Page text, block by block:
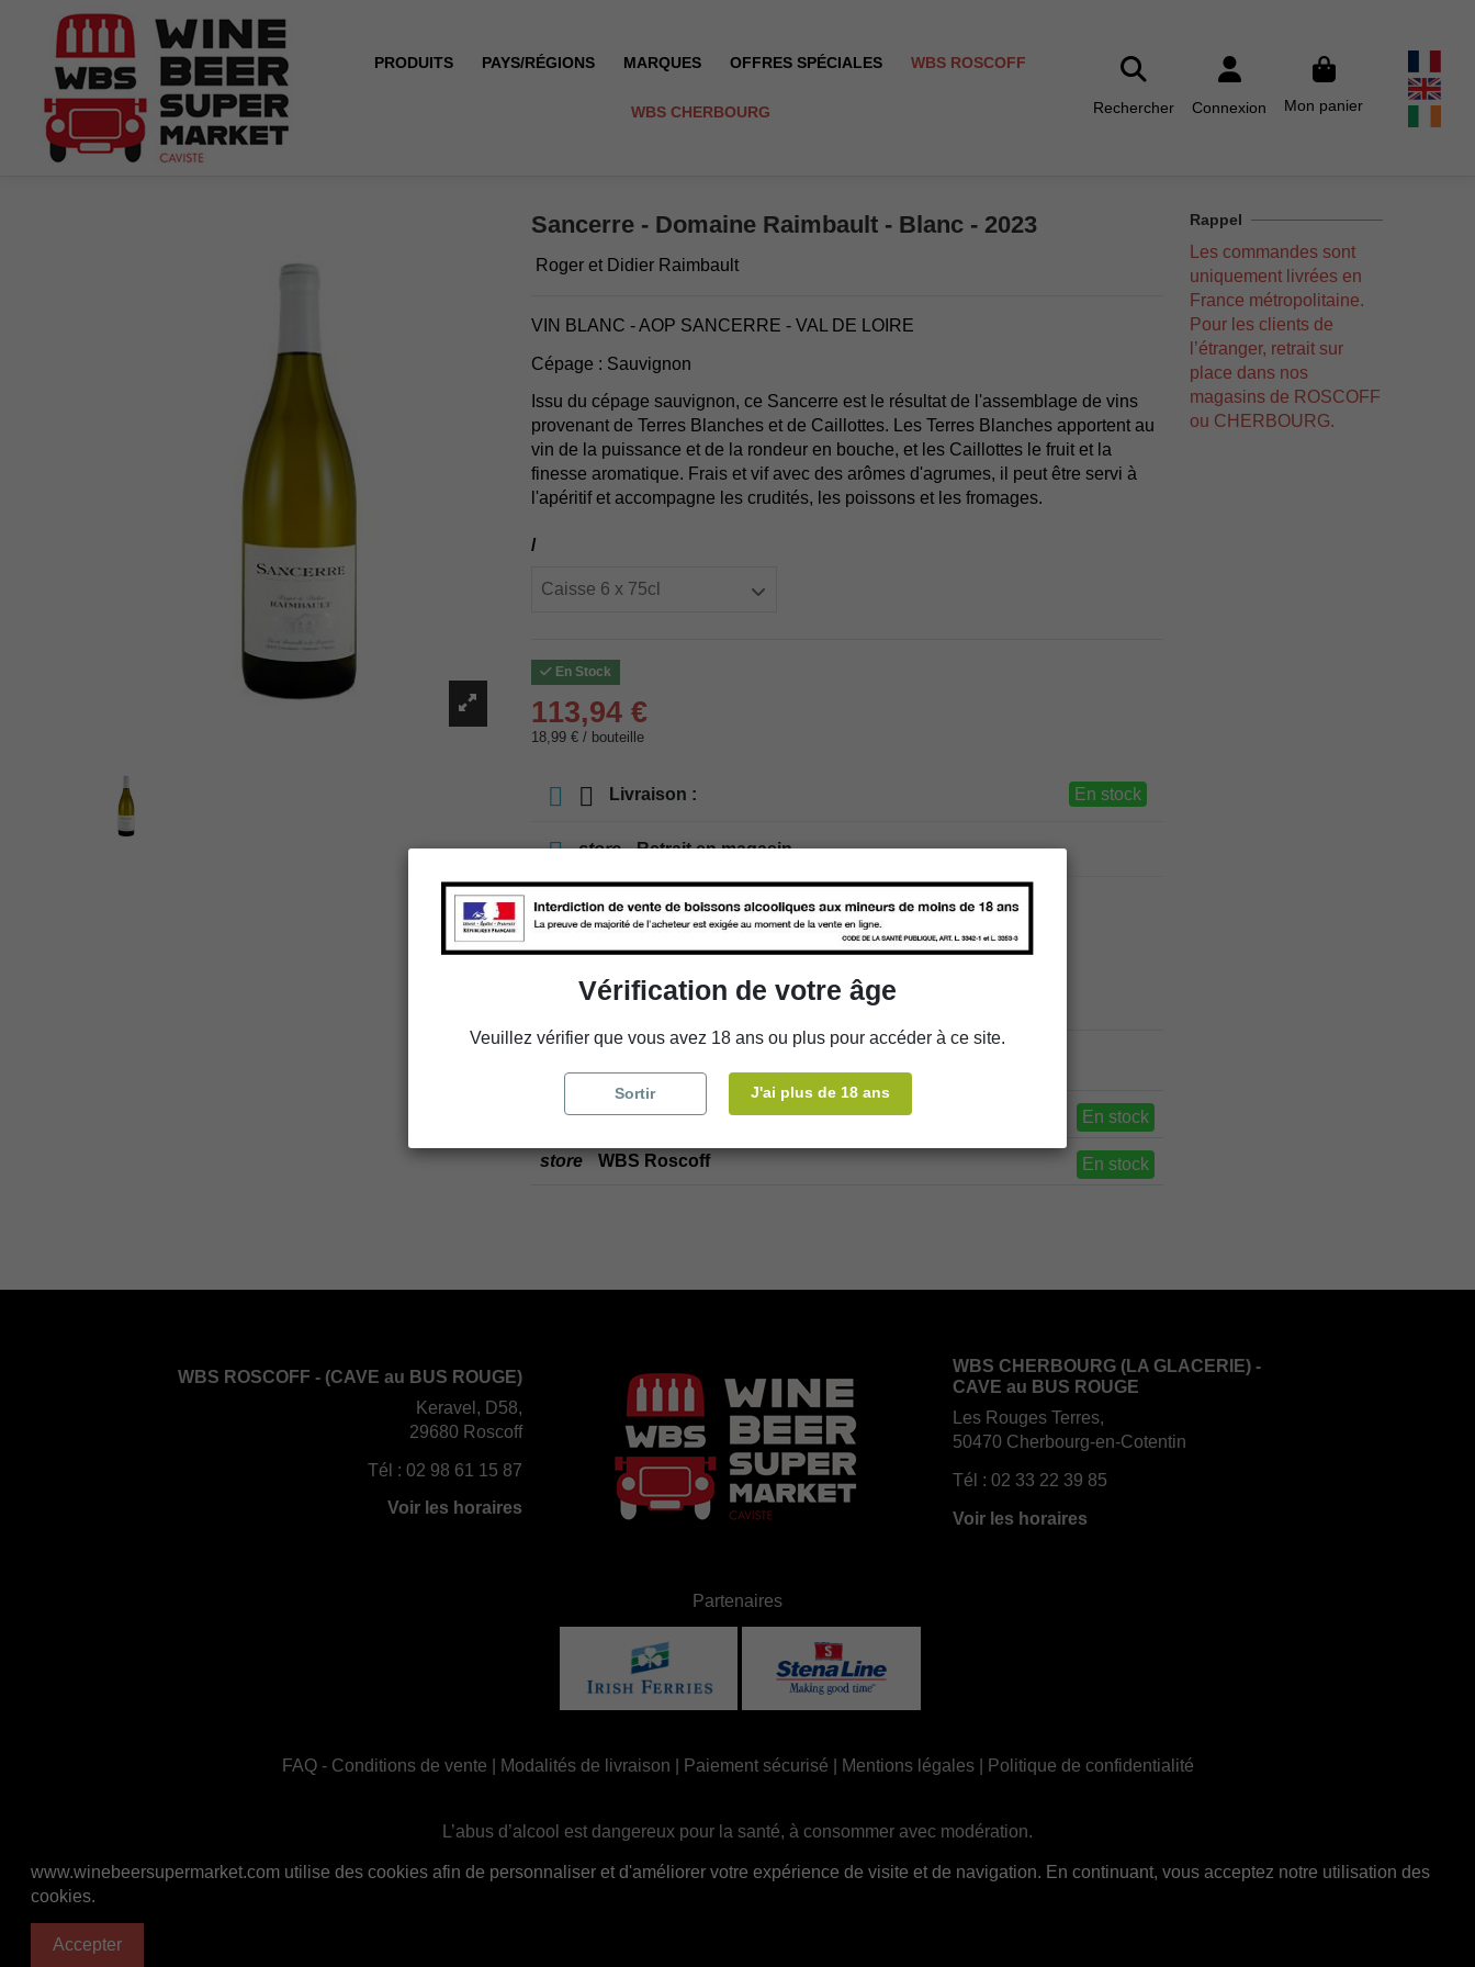
PRODUITS PAYS/RÉGIONS MARQUES OFFRES SPÉCIALES WBS ROSCOFF
WBS CHERBOURG Rechercher Connexion Mon panier
Sancerre - Domaine Raimbault - Blanc - 2023
Roger et Didier Raimbault
VIN BLANC - AOP SANCERRE - VAL DE LOIRE
Cépage : Sauvignon
Issu du cépage sauvignon, ce Sancerre est le résultat de l'assemblage de vins
provenant de Terres Blanches et de Caillottes. Les Terres Blanches apportent au
vin de la puissance et de la rondeur en bouche, et les Caillottes le fruit et la
finesse aromatique. Frais et vif avec des arômes d'agrumes, il peut être servi à
l'apéritif et accompagne les crudités, les poissons et les fromages.
/
En Stock
113,94 €
18,99 € / bouteille
Livraison : En stock
store Retrait en magasin
store Choisir un magasin
Disponibilité en magasin
store WBS Cherbourg En stock
store WBS Roscoff En stock
Rappel
Les commandes sont
uniquement livrées en
France métropolitaine.
Pour les clients de
l’étranger, retrait sur
place dans nos
magasins de ROSCOFF
ou CHERBOURG.
WBS ROSCOFF - (CAVE au BUS ROUGE)
Keravel, D58,
29680 Roscoff
Tél : 02 98 61 15 87
Voir les horaires
WBS CHERBOURG (LA GLACERIE) -
CAVE au BUS ROUGE
Les Rouges Terres,
50470 Cherbourg-en-Cotentin
Tél : 02 33 22 39 85
Voir les horaires
Partenaires
FAQ- Conditions de vente Modalités de livraison Paiement sécurisé Mentions légales| Politique de confidentialité
L’abus d’alcool est dangereux pour la santé, à consommer avec modération.
www.winebeersupermarket.com utilise des cookies afin de personnaliser et d'améliorer votre expérience de visite et de navigation. En continuant, vous acceptez notre utilisation des
cookies.
Accepter
Vérification de votre âge
Veuillez vérifier que vous avez 18 ans ou plus pour accéder à ce site.
Sortir J'ai plus de 18 ans